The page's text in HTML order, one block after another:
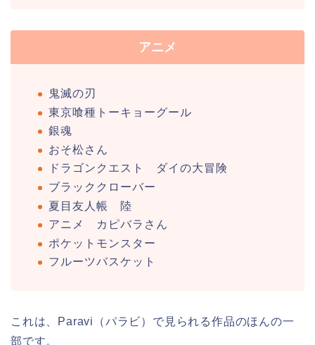
アニメ
鬼滅の刃
東京喰種トーキョーグール
銀魂
おそ松さん
ドラゴンクエスト ダイの大冒険
ブラッククローバー
夏目友人帳 陸
アニメ カピバラさん
ポケットモンスター
フルーツバスケット
これは、Paravi（パラビ）で見られる作品のほんの一
部です。